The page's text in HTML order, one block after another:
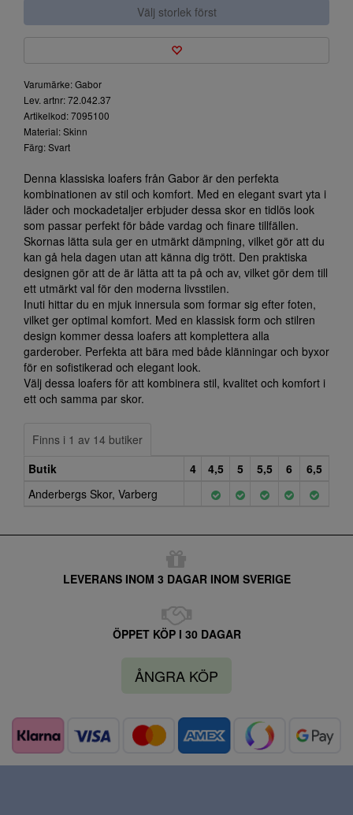
Välj storlek först
Varumärke: Gabor
Lev. artnr: 72.042.37
Artikelkod: 7095100
Material: Skinn
Färg: Svart
Denna klassiska loafers från Gabor är den perfekta
kombinationen av stil och komfort. Med en elegant svart yta i
läder och mockadetaljer erbjuder dessa skor en tidlös look
som passar perfekt för både vardag och finare tillfällen.
Skornas lätta sula ger en utmärkt dämpning, vilket gör att du
kan gå hela dagen utan att känna dig trött. Den praktiska
designen gör att de är lätta att ta på och av, vilket gör dem till
ett utmärkt val för den moderna livsstilen.
Inuti hittar du en mjuk innersula som formar sig efter foten,
vilket ger optimal komfort. Med en klassisk form och stilren
design kommer dessa loafers att komplettera alla
garderober. Perfekta att bära med både klänningar och byxor
för en sofistikerad och elegant look.
Välj dessa loafers för att kombinera stil, kvalitet och komfort i
ett och samma par skor.
Finns i 1 av 14 butiker
Butik
4 4,5 5 5,5 6
6,5
Anderbergs Skor, Varberg
LEVERANS INOM 3 DAGAR INOM SVERIGE
ÖPPET KÖP I 30 DAGAR
ÅNGRA KÖP